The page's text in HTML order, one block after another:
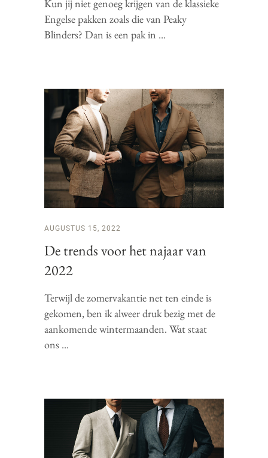
Kun jij niet genoeg krijgen van de klassieke
Engelse pakken zoals die van Peaky
Blinders? Dan is een pak in
AUGUSTUS 15, 2022
De trends voor het najaar van
2022
Terwijl de zomervakantie net ten einde is
gekomen, ben ik alweer druk bezig met de
aankomende wintermaanden. Wat staat
ons